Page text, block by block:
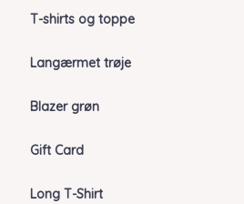
T-shirts og toppe
Langærmet trøje
Blazer grøn
Gift Card
Long T-Shirt